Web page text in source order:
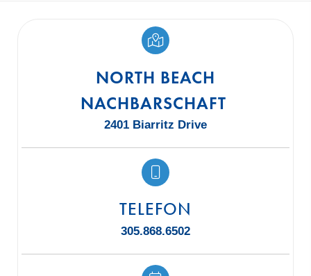
NORTH BEACH
NACHBARSCHAFT
2401 Biarritz Drive
TELEFON
305.868.6502